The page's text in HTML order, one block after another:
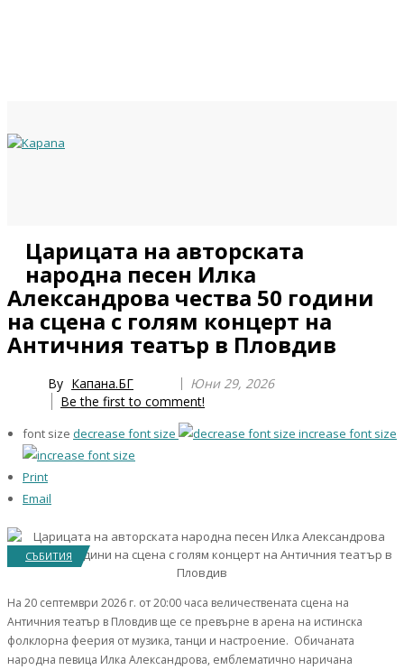
Царицата на авторската
народна песен Илка
Александрова чества 50 години
на сцена с голям концерт на
Античния театър в Пловдив
By Капана.БГ
Юни 29, 2026
Be the first to comment!
font size decrease font size increase font size
Print
Email
СЪБИТИЯ
На 20 септември 2026 г. от 20:00 часа величествената сцена на
Античния театър в Пловдив ще се превърне в арена на истинска
фолклорна феерия от музика, танци и настроение. Обичаната
народна певица Илка Александрова, емблематично наричана
Year
Month
Year
Month